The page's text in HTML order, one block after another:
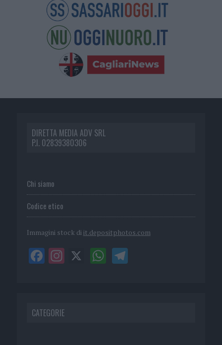
DIRETTA MEDIA ADV SRL
P.I. 02839380306
Chi siamo
Codice etico
Immagini stock di it.depositphotos.com
CATEGORIE